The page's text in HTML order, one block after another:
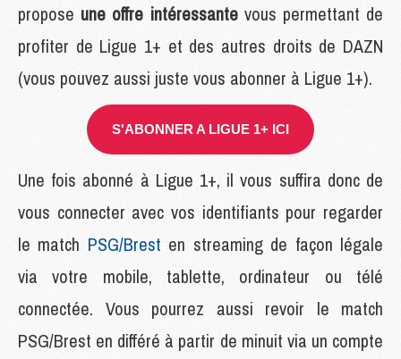
propose une offre intéressante vous permettant de
profiter de Ligue 1+ et des autres droits de DAZN
(vous pouvez aussi juste vous abonner à Ligue 1+).
S'ABONNER A LIGUE 1+ ICI
Une fois abonné à Ligue 1+, il vous suffira donc de
vous connecter avec vos identifiants pour regarder
le match PSG/Brest en streaming de façon légale
via votre mobile, tablette, ordinateur ou télé
connectée. Vous pourrez aussi revoir le match
PSG/Brest en différé à partir de minuit via un compte